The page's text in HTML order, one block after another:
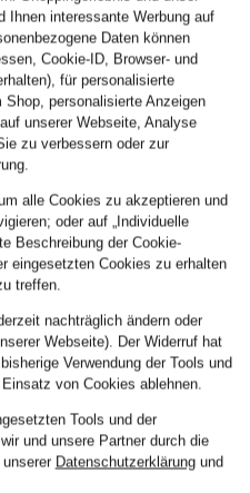
€
249,99 €
Kleid KILISA mit
Rüschen
159,99 €
Ursprünglich:
Ihnen interessante Werbung auf
Daten können
Cookie-ID, Browser- und
für personalisierte
personalisierte Anzeigen
unserer Webseite, Analyse
zu verbessern oder zur
alle Cookies zu akzeptieren und
oder auf „Individuelle
Beschreibung der Cookie-
eingesetzten Cookies zu erhalten
treffen.
nachträglich ändern oder
Webseite). Der Widerruf hat
Verwendung der Tools und
von Cookies ablehnen.
Tools und der
und unsere Partner durch die
Datenschutzerklärungund